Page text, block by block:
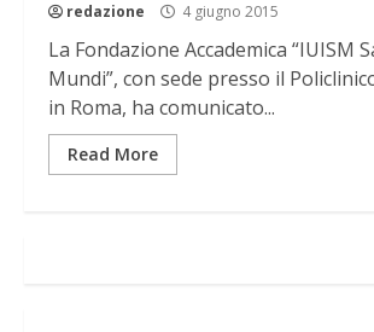
redazione 4 giugno 2015
La Fondazione Accademica “IUISM
Mundi”, con sede presso il
in Roma, ha comunicato...
Read More